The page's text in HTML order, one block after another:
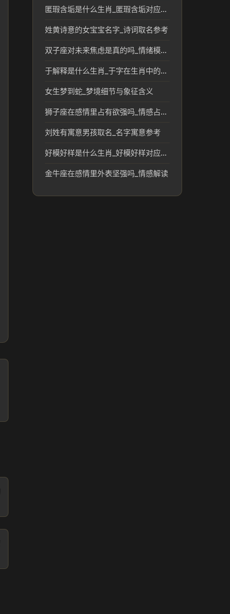
匿瑕含垢是什么生肖_匿瑕含垢对应的生肖含义与文化解析
姓黄诗意的女宝宝名字_诗词取名参考
双子座对未来焦虑是真的吗_情绪模式参考
于解释是什么生肖_于字在生肖中的象征及对应解析
女生梦到蛇_梦境细节与象征含义
狮子座在感情里占有欲强吗_情感占有欲解析
刘姓有寓意男孩取名_名字寓意参考
好模好样是什么生肖_好模好样对应生肖的传统文化解读
金牛座在感情里外表坚强吗_情感解读